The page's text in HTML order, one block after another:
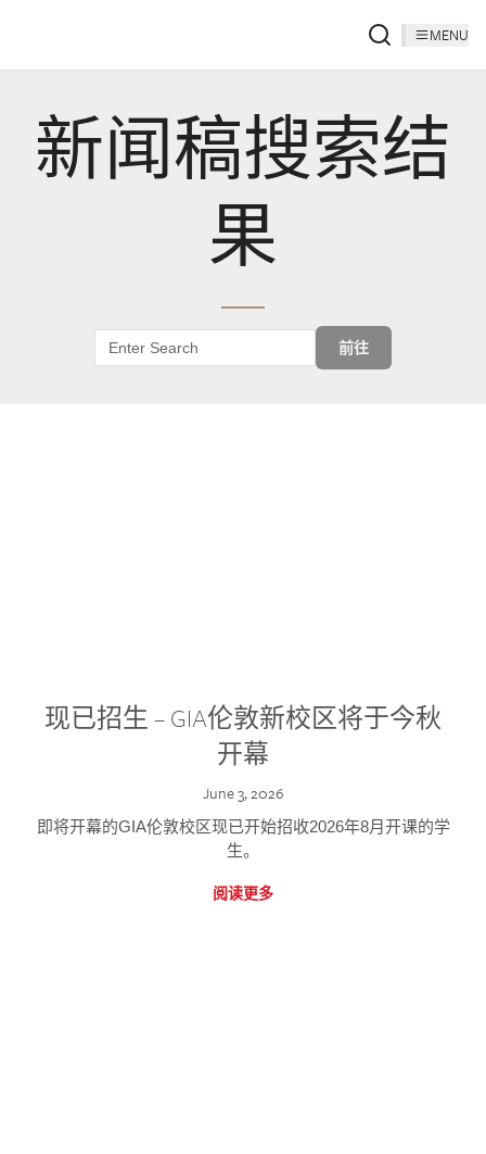
MENU
新闻稿搜索结
果
前往
现已招生 – GIA伦敦新校区将于今秋
开幕
June 3, 2026
即将开幕的GIA伦敦校区现已开始招收2026年8月开课的学
生。
阅读更多